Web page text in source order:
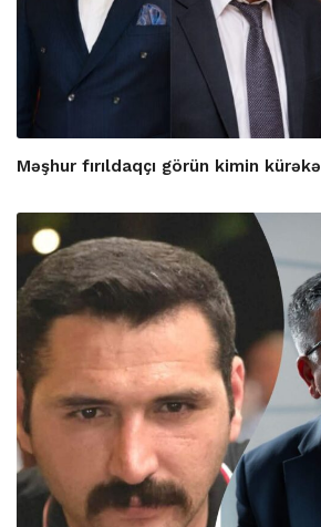
Məşhur fırıldaqçı görün kimin